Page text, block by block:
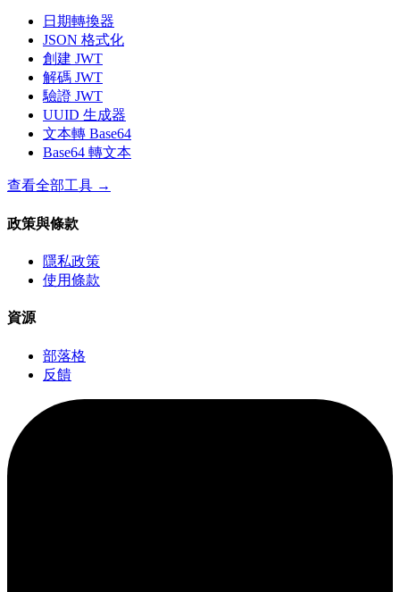
日期轉換器
JSON 格式化
創建 JWT
解碼 JWT
驗證 JWT
UUID 生成器
文本轉 Base64
Base64 轉文本
查看全部工具 →
政策與條款
隱私政策
使用條款
資源
部落格
反饋